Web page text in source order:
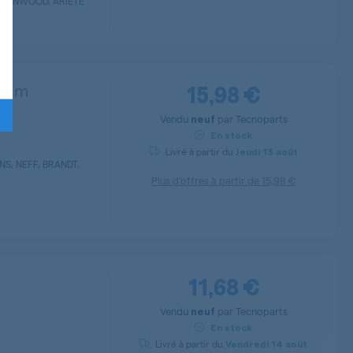
NEFF, BRANDT,
15,98 €
Vendu neuf parTecnoparts
En stock
Livré à partir du Jeudi 13 août
11,68 €
Vendu neuf parTecnoparts
En stock
Livré à partir du Vendredi 14 août